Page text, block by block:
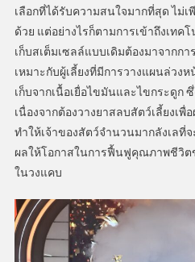
เลือกที่ได้รับความสนใจมากที่สุด ไม่
ด้วย แต่อย่างไรก็ตามการเข้าถึงเทค
เก็บสเต็มเซลล์แบบเดิมต้องมาจากก
เหมาะกับผู้เลี้ยงที่มีการวางแผนล่วง
เก็บจากเนื้อเยื่อไขมันและไขกระดูก
เนื่องจากต้องวางยาสลบสัตว์เลี้ยงเพื่
ทำให้เจ้าของสัตว์จำนวนมากลังเลที่
ผลให้โอกาสในการฟื้นฟูคุณภาพชีวิต
ในวงแคบ